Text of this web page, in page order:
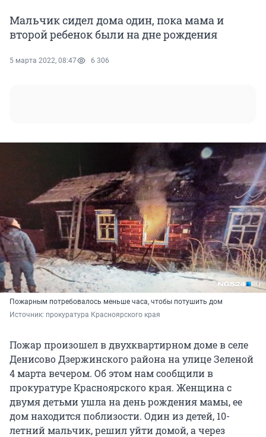
Мальчик сидел дома один, пока мама и
второй ребенок были на дне рождения
5 марта 2022, 08:47 6 306
Пожарным потребовалось меньше часа, чтобы потушить дом
Источник: прокуратура Красноярского края
Пожар произошел в двухквартирном доме в селе
Денисово Дзержинского района на улице Зеленой
4 марта вечером. Об этом нам сообщили в
прокуратуре Красноярского края. Женщина с
двумя детьми ушла на день рождения мамы, ее
дом находится поблизости. Один из детей, 10-
летний мальчик, решил уйти домой, а через